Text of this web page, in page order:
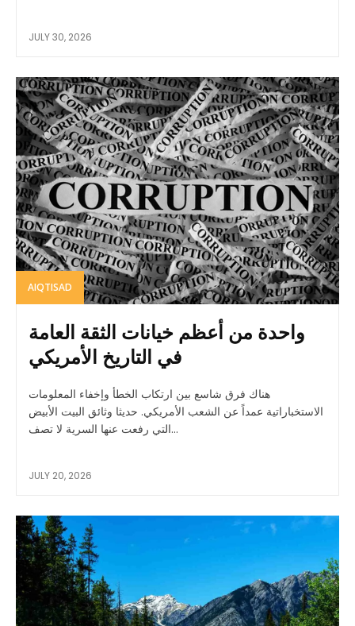
JULY 30, 2026
AIQTISAD
واحدة من أعظم خيانات الثقة العامة
في التاريخ الأمريكي
هناك فرق شاسع بين ارتكاب الخطأ وإخفاء المعلومات
الاستخباراتية عمداً عن الشعب الأمريكي. حديثا وثائق البيت الأبيض
التي رفعت عنها السرية لا تصف...
JULY 20, 2026